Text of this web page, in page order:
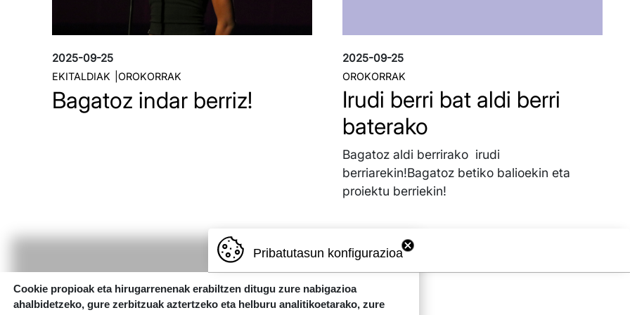
2025-09-25
EKITALDIAK OROKORRAK
Bagatoz indar berriz!
2025-09-25
OROKORRAK
Irudi berri bat aldi berri
baterako
Bagatoz aldi berrirako irudi
berriarekin!Bagatoz betiko balioekin eta
proiektu berriekin!
Pagination
Pribatutasun konfigurazioa
Cookie propioak eta hirugarrenenak erabiltzen ditugu zure nabigazioa
ahalbidetzeko, gure zerbitzuak aztertzeko eta helburu analitikoetarako, zure